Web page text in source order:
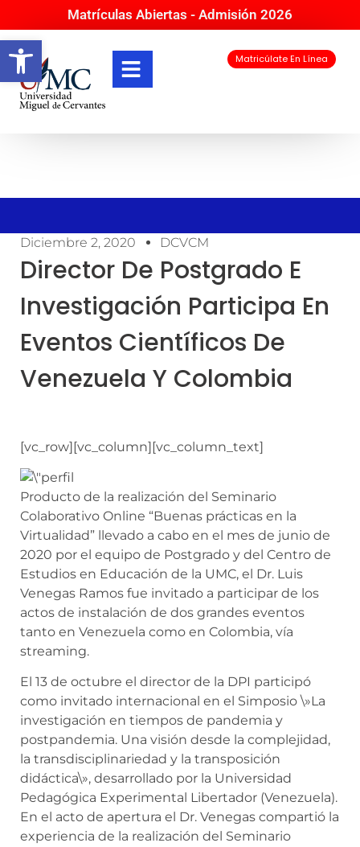
Abrir barra de herramientas
Matrículas Abiertas - Admisión 2026
Matricúlate En Línea
Diciembre 2, 2020 DCVCM
Director De Postgrado E
Investigación Participa En
Eventos Científicos De
Venezuela Y Colombia
[vc_row][vc_column][vc_column_text]
Producto de la realización del Seminario
Colaborativo Online “Buenas prácticas en la
Virtualidad” llevado a cabo en el mes de junio de
2020 por el equipo de Postgrado y del Centro de
Estudios en Educación de la UMC, el Dr. Luis
Venegas Ramos fue invitado a participar de los
actos de instalación de dos grandes eventos
tanto en Venezuela como en Colombia, vía
streaming.
El 13 de octubre el director de la DPI participó
como invitado internacional en el Simposio \»La
investigación en tiempos de pandemia y
postpandemia. Una visión desde la complejidad,
la transdisciplinariedad y la transposición
didáctica\», desarrollado por la Universidad
Pedagógica Experimental Libertador (Venezuela).
En el acto de apertura el Dr. Venegas compartió la
experiencia de la realización del Seminario